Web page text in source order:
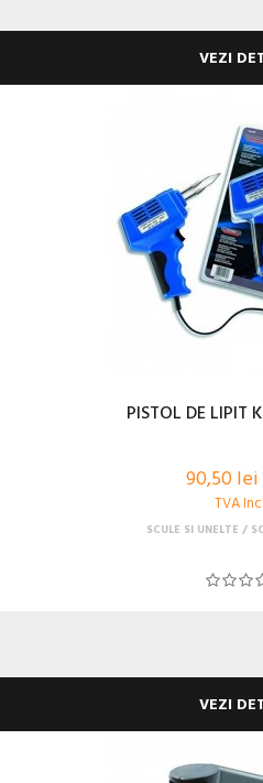
VEZI
PISTOL DE LIPIT
90,50
TVA
SCULE SI UNELTE
VEZI